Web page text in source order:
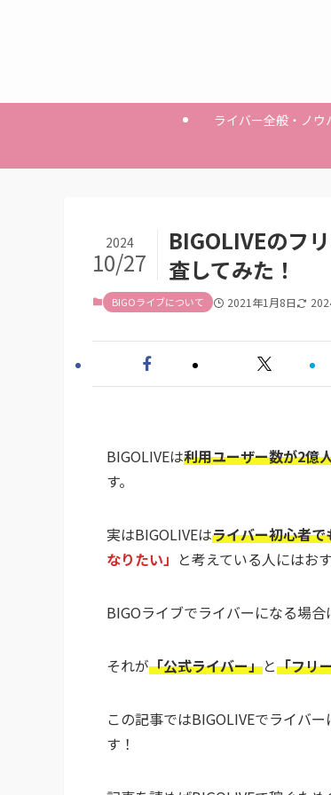
ライバー全般・ノウ
BIGOLIVEのフ
査してみた！
2024
10/27
BIGOライブについて 2021年1月8日
BIGOLIVEは利用ユーザー数が2億
す。
実はBIGOLIVEはライバー初心者
なりたい」 と考えている人にはお
BIGOライブでライバーになる場合
それが「公式ライバー」と「フリ
この記事ではBIGOLIVEでライバー
す！